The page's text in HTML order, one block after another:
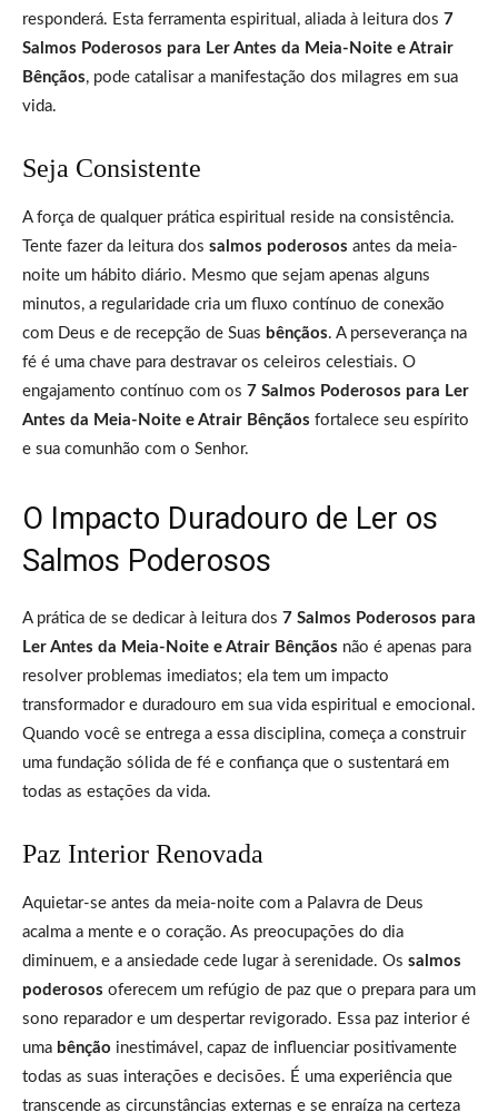
responderá. Esta ferramenta espiritual, aliada à leitura dos 7
Salmos Poderosos para Ler Antes da Meia-Noite e Atrair
Bênçãos, pode catalisar a manifestação dos milagres em sua
vida.
Seja Consistente
A força de qualquer prática espiritual reside na consistência.
Tente fazer da leitura dos salmos poderosos antes da meia-
noite um hábito diário. Mesmo que sejam apenas alguns
minutos, a regularidade cria um fluxo contínuo de conexão
com Deus e de recepção de Suas bênçãos. A perseverança na
fé é uma chave para destravar os celeiros celestiais. O
engajamento contínuo com os 7 Salmos Poderosos para Ler
Antes da Meia-Noite e Atrair Bênçãos fortalece seu espírito
e sua comunhão com o Senhor.
O Impacto Duradouro de Ler os
Salmos Poderosos
A prática de se dedicar à leitura dos 7 Salmos Poderosos para
Ler Antes da Meia-Noite e Atrair Bênçãos não é apenas para
resolver problemas imediatos; ela tem um impacto
transformador e duradouro em sua vida espiritual e emocional.
Quando você se entrega a essa disciplina, começa a construir
uma fundação sólida de fé e confiança que o sustentará em
todas as estações da vida.
Paz Interior Renovada
Aquietar-se antes da meia-noite com a Palavra de Deus
acalma a mente e o coração. As preocupações do dia
diminuem, e a ansiedade cede lugar à serenidade. Os salmos
poderosos oferecem um refúgio de paz que o prepara para um
sono reparador e um despertar revigorado. Essa paz interior é
uma bênção inestimável, capaz de influenciar positivamente
todas as suas interações e decisões. É uma experiência que
transcende as circunstâncias externas e se enraíza na certeza